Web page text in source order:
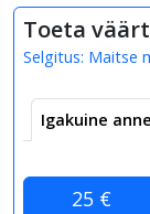
Toeta
Selgitus: Maitse
Igakuine
25 €